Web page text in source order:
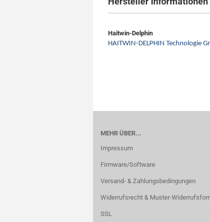
Haitwin-Delphin
HAITWIN-DELPHIN Technologie
MEHR ÜBER...
Impressum
Firmware/Software
Versand- & Zahlungsbedingungen
Widerrufsrecht & Muster-
SSL